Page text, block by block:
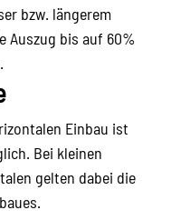
bzw. längerem
Auszug bis auf 60%
Einbau ist
Bei kleinen
gelten dabei die